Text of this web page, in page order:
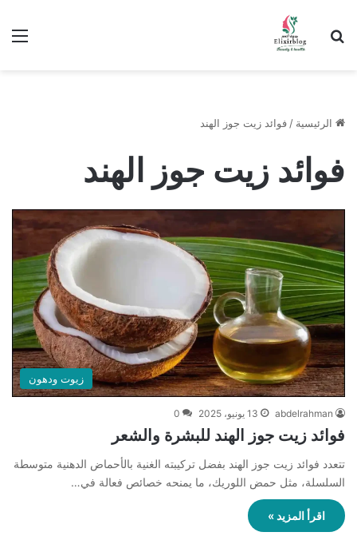
ابحث عن
الرئيسية / فوائد زيت جوز الهند
فوائد زيت جوز الهند
زيوت ودهون
abdelrahman 13 يونيو، 2025 0
فوائد زيت جوز الهند للبشرة والشعر
تتعدد فوائد زيت جوز الهند بفضل تركيبته الغنية بالأحماض الدهنية متوسطة
السلسلة، مثل حمض اللوريك، ما يمنحه خصائص فعالة في…
اقرأ المزيد »